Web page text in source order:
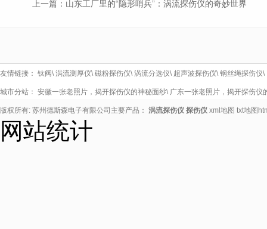
上一篇： 山东工厂里的“隐形哨兵”：涡流探伤仪的奇妙世界
友情链接： 钛阀\涡流测厚仪\磁粉探伤仪\涡流分选仪\ 超声波探伤仪\钢丝绳探伤仪\
城市分站： 安徽一张老照片，揭开探伤仪的神秘面纱\ 广东一张老照片，揭开探伤仪
版权所有: 苏州德斯森电子有限公司主要产品： 涡流探伤仪 探伤仪 xml地图 txt地图
网站统计